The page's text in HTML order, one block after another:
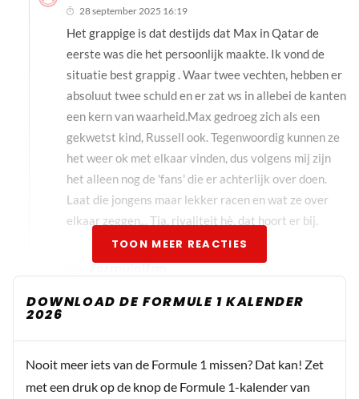
28 september 2025 16:19
Het grappige is dat destijds dat Max in Qatar de
eerste was die het persoonlijk maakte. Ik vond de
situatie best grappig . Waar twee vechten, hebben er
absoluut twee schuld en er zat ws in allebei de kanten
een kern van waarheid.Max gedroeg zich als een
gekwetst kind, Russell ook. Tegenwoordig kunnen ze
het weer ok met elkaar vinden, dus volgens mij zijn
het alleen nog de 'fans' die er achterlijk over doen.
Laat die jongens maar lekker racen en wat ze over
elkaar zeggen... Tja, rivaliteit hè, dat hoort er bij.
Formula1fan
Sowieso goed dat de coureurs zelf niet zo
de helm af. Zelf kan ik vrijwel elke coureur wel
waarderen, maar vind Russel wel één van de
TOON MEER REACTIES
DOWNLOAD DE FORMULE 1 KALENDER
2026
Nooit meer iets van de Formule 1 missen? Dat kan! Zet
met een druk op de knop de Formule 1-kalender van